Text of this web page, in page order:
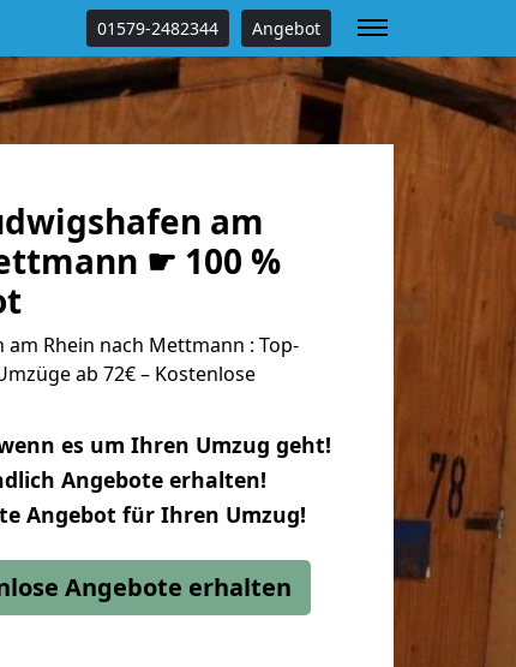
01579-2482344 Angebot
am
☛ 100 %
Rhein nach Mettmann : Top-
ab 72€ – Kostenlose
es um Ihren Umzug geht!
Angebote erhalten!
Angebot für Ihren Umzug!
Angebote erhalten